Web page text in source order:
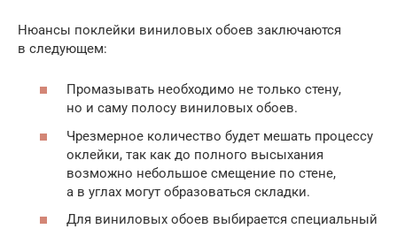
Нюансы поклейки виниловых обоев заключаются
в следующем:
Промазывать необходимо не только стену,
но и саму полосу виниловых обоев.
Чрезмерное количество будет мешать процессу
оклейки, так как до полного высыхания
возможно небольшое смещение по стене,
а в углах могут образоваться складки.
Для виниловых обоев выбирается специальный